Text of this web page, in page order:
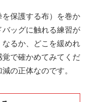
保護する布）を巻か
ッグに触れる練習が
るか、どこを緩めれ
で確かめてみてくだ
の正体なのです。